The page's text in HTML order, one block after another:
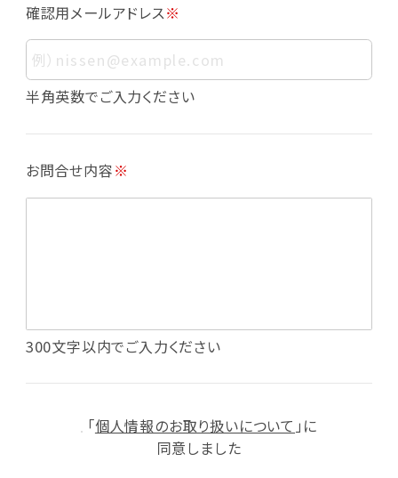
下の通りであり、これらの目的達成の範囲を超
えてお客様の個人情報を利用することはありま
せん。
・会員登録者の個人認証
・会員ポイントプログラムの運営
・メールマガジンの配信
・本サービスに関する規約等の変更の通知
・投稿したクチコミ情報、写真の本サービスへの
・メールマガジン、お知らせ、広告等の配信
（2）ユーザーからのお問い合わせへの対応
確認用メールアドレス※
半角英数でご入力ください
お問合せ内容※
300文字以内でご入力ください
「個人情報のお取り扱いについて 」に
同意しました